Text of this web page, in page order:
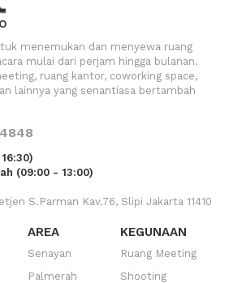
menemukan dan menyewa ruang
mulai dari perjam hingga bulanan.
ruang kantor, coworking space,
lainnya yang senantiasa bertambah
(09:00 - 13:00)
S.Parman Kav.76, Slipi Jakarta 11410
AREA
Senayan
Palmerah
KEGUNAAN
Ruang Meeting
Shooting